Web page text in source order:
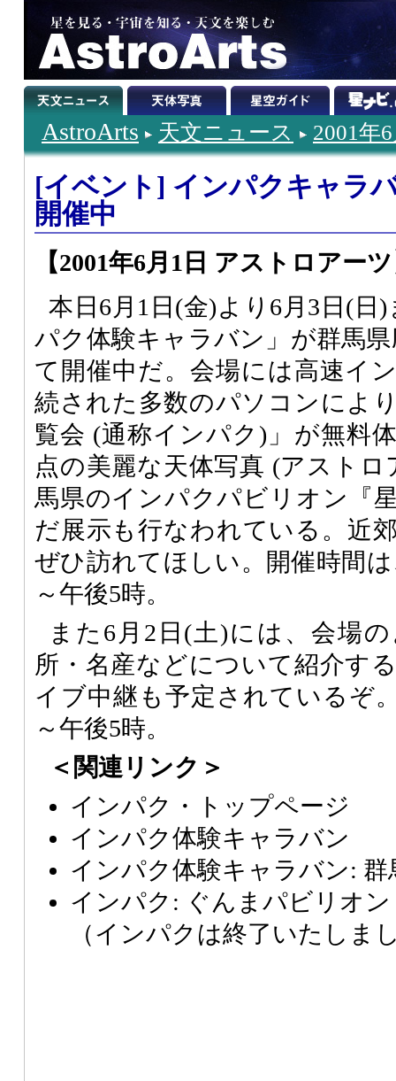
AstroArts 天文ニュース 2001年
[イベント] インパクキャラ
開催中
【2001年6月1日 アストロアー
本日6月1日(金)より6月3日(日
パク体験キャラバン」が群馬
て開催中だ。会場には高速イ
続された多数のパソコンによ
覧会 (通称インパク)」が無料
点の美麗な天体写真 (アスト
馬県のインパクパビリオン『
だ展示も行なわれている。近
ぜひ訪れてほしい。開催時間
～午後5時。
また6月2日(土)には、会場
所・名産などについて紹介す
イブ中継も予定されているぞ
～午後5時。
＜関連リンク＞
インパク・トップページ
インパク体験キャラバン
インパク体験キャラバン: 群
インパク: ぐんまパビリオ
（インパクは終了いたしま